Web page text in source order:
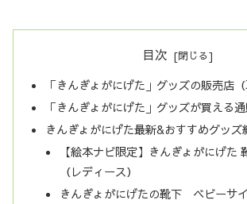
目次
「きんぎょがにげた」グッズの販売店
「きんぎょがにげた」グッズが買える
きんぎょがにげた最新&おすすめグッズ
【絵本ナビ限定】きんぎょがにげた
（レディース）
きんぎょがにげたの靴下 ベビーサ